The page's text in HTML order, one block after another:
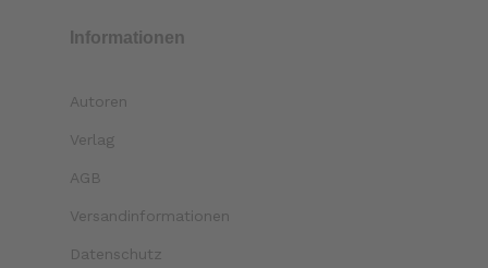
Informationen
Autoren
Verlag
AGB
Versandinformationen
Datenschutz